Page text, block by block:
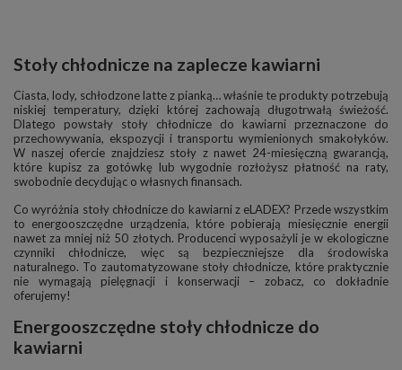
Stoły chłodnicze na zaplecze kawiarni
Ciasta, lody, schłodzone latte z pianką… właśnie te produkty potrzebują
niskiej temperatury, dzięki której zachowają długotrwałą świeżość.
Dlatego powstały stoły chłodnicze do kawiarni przeznaczone do
przechowywania, ekspozycji i transportu wymienionych smakołyków.
W naszej ofercie znajdziesz stoły z nawet 24-miesięczną gwarancją,
które kupisz za gotówkę lub wygodnie rozłożysz płatność na raty,
swobodnie decydując o własnych finansach.
Co wyróżnia stoły chłodnicze do kawiarni z eLADEX? Przede wszystkim
to energooszczędne urządzenia, które pobierają miesięcznie energii
nawet za mniej niż 50 złotych. Producenci wyposażyli je w ekologiczne
czynniki chłodnicze, więc są bezpieczniejsze dla środowiska
naturalnego. To zautomatyzowane stoły chłodnicze, które praktycznie
nie wymagają pielęgnacji i konserwacji – zobacz, co dokładnie
oferujemy!
Energooszczędne stoły chłodnicze do
kawiarni